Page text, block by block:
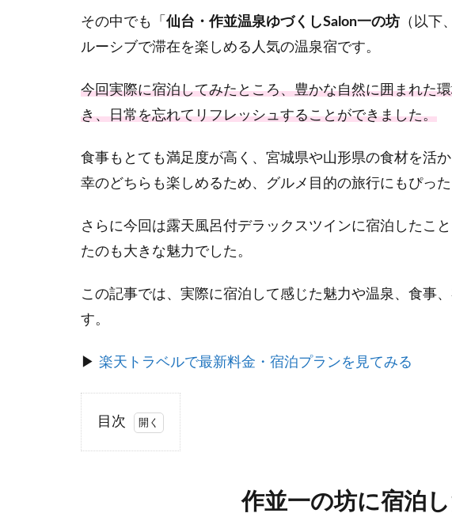
その中でも「 仙台・作並温泉ゆづくしSalon一の坊 （以下
ルーシブで滞在を楽しめる人気の温泉宿です。
今回実際に宿泊してみたところ、豊かな自然に囲まれた
き、日常を忘れてリフレッシュすることができました。
食事もとても満足度が高く、宮城県や山形県の食材を活
幸のどちらも楽しめるため、グルメ目的の旅行にもぴった
さらに今回は露天風呂付デラックスツインに宿泊したこ
たのも大きな魅力でした。
この記事では、実際に宿泊して感じた魅力や温泉、食事
す。
▶ 楽天トラベルで最新料金・宿泊プランを見てみる
目次
1
作並一の坊に宿泊